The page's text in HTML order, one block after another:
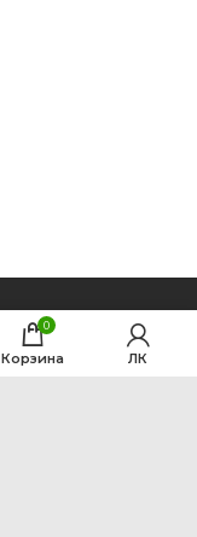
0
Корзина ЛК